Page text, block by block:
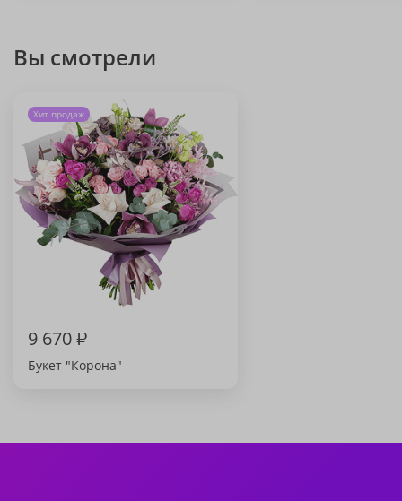
Вы смотрели
Хит продаж
9 670₽
Букет "Корона"